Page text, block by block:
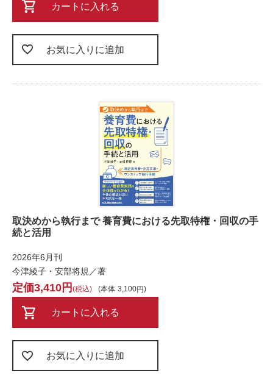
カートに入れる
お気に入りに追加
取決めから執行まで 養育費における先取特権・回収の手
続と活用
2026年6月刊
今津綾子・安部将規／著
本体 3,100
3,410 税込
カートに入れる
お気に入りに追加